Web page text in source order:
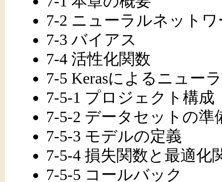
7-2 ニューラルネット
7-3 バイアス
7-4 活性化関数
7-5 Kerasによるニュー
7-5-1 プロジェクト構成
7-5-2 データセットの準
7-5-3 モデルの定義
7-5-4 損失関数と最適化
7-5-5 コールバック